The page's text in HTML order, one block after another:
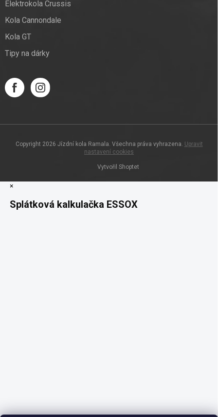
Elektrokola Crussis
Kola Cannondale
Kola GT
Tipy na dárky
Vytvořil Shoptet
Copyright 2026 Jízdní kola Ramala. Všechna práva vyhrazena. Upravit
nastavení cookies
×
Splátková kalkulačka ESSOX